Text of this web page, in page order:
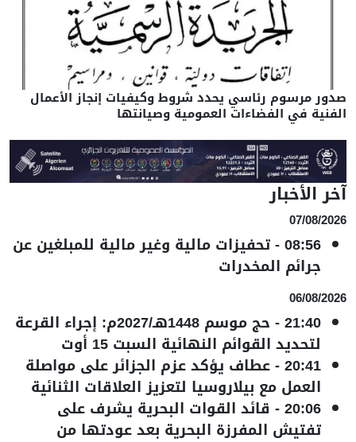
صدور مرسوم رئاسي يحدد شروط وكيفيات إنجاز الأعمال
الفنية في الفضاءات العمومية وصيانتها
آخر الأخبار
07/08/2026
08:56
-تحفيزات مالية وغير مالية للمبلغين عن
جرائم المخدرات
06/08/2026
21:40
- حج موسم 1448هـ/2027م: إجراء القرعة
لتحديد القوائم النهائية السبت 15 أوت
20:41
-عطاف يؤكد عزم الجزائر على مواصلة
العمل مع بيلاروسيا لتعزيز العلاقات الثنائية
20:06
- قائد القوات البحرية يشرف على
تفتيش المفرزة البحرية بعد عودتها من